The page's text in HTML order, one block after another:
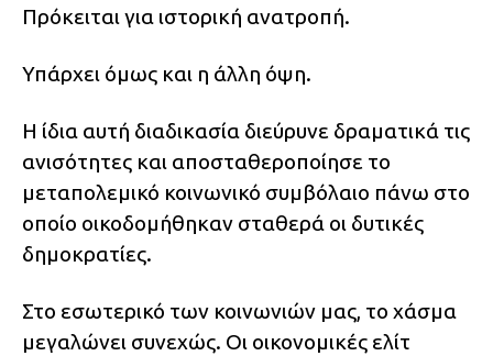
Πρόκειται για ιστορική ανατροπή.
Υπάρχει όμως και η άλλη όψη.
Η ίδια αυτή διαδικασία διεύρυνε δραματικά τις
ανισότητες και αποσταθεροποίησε το
μεταπολεμικό κοινωνικό συμβόλαιο πάνω στο
οποίο οικοδομήθηκαν σταθερά οι δυτικές
δημοκρατίες.
Στο εσωτερικό των κοινωνιών μας, το χάσμα
μεγαλώνει συνεχώς. Οι οικονομικές ελίτ